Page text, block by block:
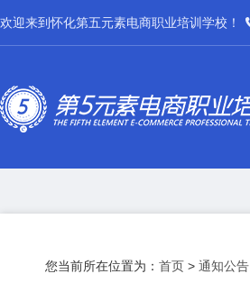
欢迎来到怀化第五元素电商职业培训学校！
您当前所在位置为： 首页 > 通知公告